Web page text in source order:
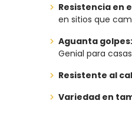
Resistencia en
en sitios que
Aguanta golpes:
Genial para
Resistente al
Variedad en